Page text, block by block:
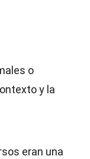
o
y la
eran una